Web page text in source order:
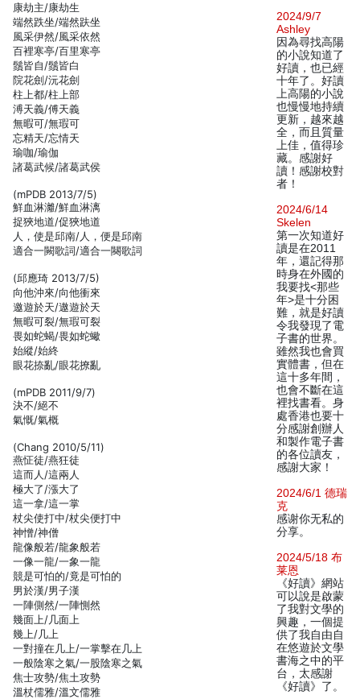
康劫主/康劫生
端然跌坐/端然趺坐
風采伊然/風采依然
百裡寒亭/百里寒亭
鬚皆自/鬚皆白
院花劍/沅花劍
柱上都/柱上部
溥天義/傅天義
無暇可/無瑕可
忘精天/忘情天
瑜咖/瑜伽
諸葛武候/諸葛武侯
(mPDB 2013/7/5)
鮮血淋灕/鮮血淋漓
捉狹地道/促狹地道
人，使是邱南/人，便是邱南
適合一闕歌詞/適合一闋歌詞
(邱應琦 2013/7/5)
向他沖來/向他衝來
邀遊於天/遨遊於天
無暇可裂/無瑕可裂
畏如蛇蝎/畏如蛇蠍
始縱/始終
眼花捺亂/眼花撩亂
(mPDB 2011/9/7)
決不/絕不
氣慨/氣概
(Chang 2010/5/11)
燕怔徒/燕狂徒
這而人/這兩人
極大了/漲大了
這一拿/這一掌
杖尖使打中/杖尖便打中
神憎/神僧
龍像般若/龍象般若
一像一龍/一象一龍
競是可怕的/竟是可怕的
男於漢/男子漢
一陣側然/一陣惻然
幾面上/几面上
幾上/几上
一對撞在几上/一掌擊在几上
一般陰寒之氣/一股陰寒之氣
焦士攻勢/焦土攻勢
溫杖儒雅/溫文儒雅
2024/9/7
Ashley
因為尋找高陽
的小說知道了
好讀，也已經
十年了。好讀
上高陽的小說
也慢慢地持續
更新，越來越
全，而且質量
上佳，值得珍
藏。感謝好
讀！感謝校對
者！
2024/6/14
Skelen
第一次知道好
讀是在2011
年，還記得那
時身在外國的
我要找<那些
年>是十分困
難，就是好讀
令我發現了電
子書的世界。
雖然我也會買
實體書，但在
這十多年間，
也會不斷在這
裡找書看。身
處香港也要十
分感謝創辦人
和製作電子書
的各位讀友，
感謝大家！
2024/6/1 德瑞
克
感谢你无私的
分享。
2024/5/18 布
莱恩
《好讀》網站
可以說是啟蒙
了我對文學的
興趣，一個提
供了我自由自
在悠遊於文學
書海之中的平
台，太感謝
《好讀》了。